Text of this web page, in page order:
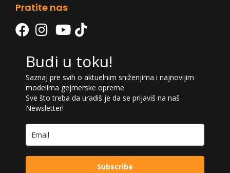
Pratite nas
Budi u toku!
Saznaj pre svih o aktuelnim sniženjima i najnovijim
modelima gejmerske opreme.
Sve što treba da uradiš je da se prijaviš na naš
Newsletter!
Subscribe